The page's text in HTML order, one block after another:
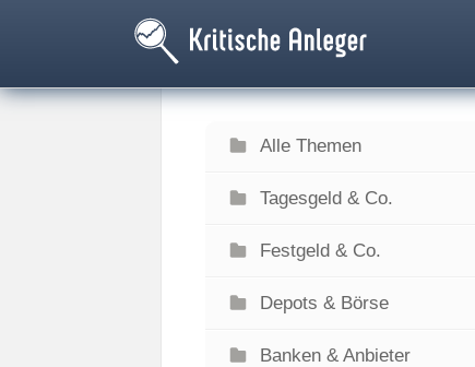
Alle Themen
Tagesgeld & Co.
Festgeld & Co.
Depots & Börse
Banken & Anbieter